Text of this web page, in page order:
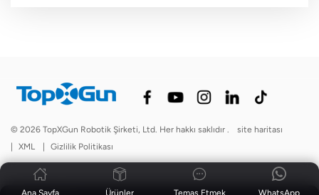
© 2026 TopXGun Robotik Şirketi, Ltd. Her hakkı saklıdır .
site haritası
XML Gizlilik Politikası
Ana Sayfa Ürünler WhatsApp
Temas Etmek